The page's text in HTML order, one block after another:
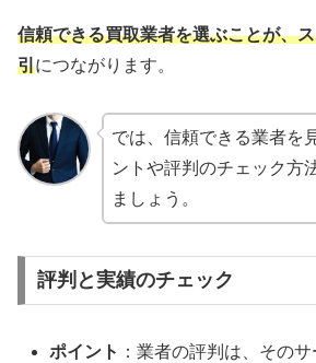
信頼できる買取業者を選ぶことが、
引につながります。
では、信頼できる業者を
ントや評判のチェック方
ましょう。
評判と実績のチェック
ポイント ：業者の評判は、その